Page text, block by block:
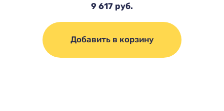
9 617 руб.
Добавить в корзину